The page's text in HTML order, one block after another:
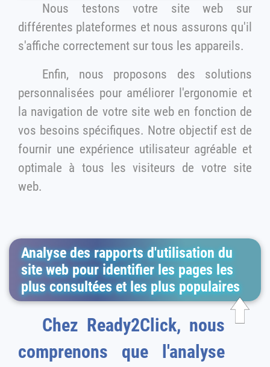
Nous testons votre site web sur
différentes plateformes et nous assurons qu'il
s'affiche correctement sur tous les appareils.
Enfin, nous proposons des solutions
personnalisées pour améliorer l'ergonomie et
la navigation de votre site web en fonction de
vos besoins spécifiques. Notre objectif est de
fournir une expérience utilisateur agréable et
optimale à tous les visiteurs de votre site
web.
Analyse des rapports d'utilisation du
site web pour identifier les pages les
plus consultées et les plus populaires
Chez Ready2Click, nous
comprenons que l'analyse